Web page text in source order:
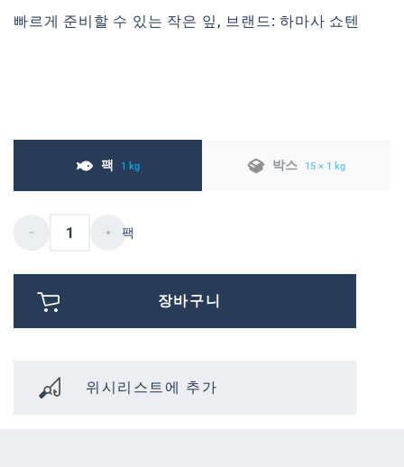
빠르게 준비할 수 있는 작은 잎, 브랜드: 하마사 쇼텐
팩 1 kg 박스 15 × 1 kg
팩
장바구니
위시리스트에 추가